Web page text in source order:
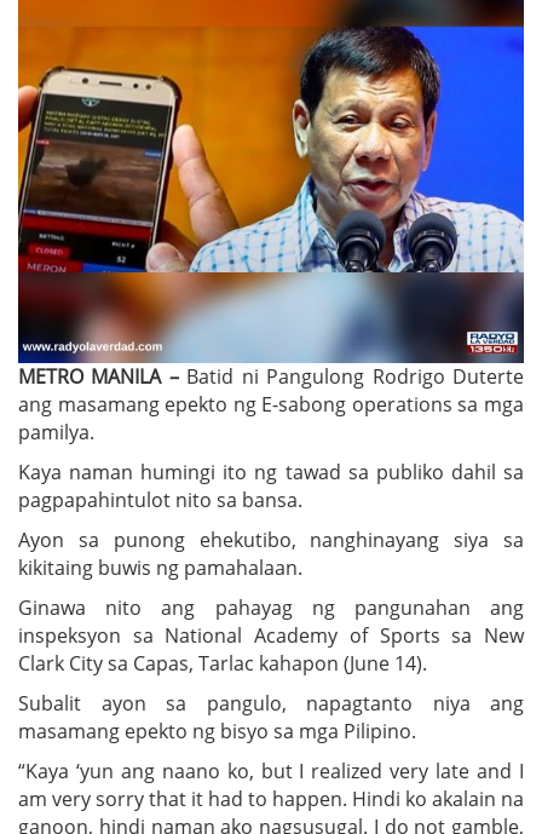
METRO MANILA – Batid ni Pangulong Rodrigo Duterte
ang masamang epekto ng E-sabong operations sa mga
pamilya.
Kaya naman humingi ito ng tawad sa publiko dahil sa
pagpapahintulot nito sa bansa.
Ayon sa punong ehekutibo, nanghinayang siya sa
kikitaing buwis ng pamahalaan.
Ginawa nito ang pahayag ng pangunahan ang
inspeksyon sa National Academy of Sports sa New
Clark City sa Capas, Tarlac kahapon (June 14).
Subalit ayon sa pangulo, napagtanto niya ang
masamang epekto ng bisyo sa mga Pilipino.
“Kaya ‘yun ang naano ko, but I realized very late and I
am very sorry that it had to happen. Hindi ko akalain na
ganoon, hindi naman ako nagsusugal. I do not gamble,